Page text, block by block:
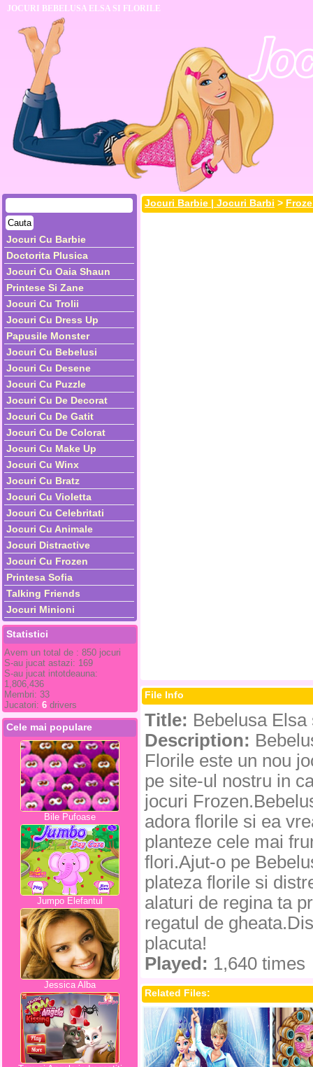
JOCURI BEBELUSA ELSA SI FLORILE
Jocuri Cu Barbie
Doctorita Plusica
Jocuri Cu Oaia Shaun
Printese Si Zane
Jocuri Cu Trolii
Jocuri Cu Dress Up
Papusile Monster
Jocuri Cu Bebelusi
Jocuri Cu Desene
Jocuri Cu Puzzle
Jocuri Cu De Decorat
Jocuri Cu De Gatit
Jocuri Cu De Colorat
Jocuri Cu Make Up
Jocuri Cu Winx
Jocuri Cu Bratz
Jocuri Cu Violetta
Jocuri Cu Celebritati
Jocuri Cu Animale
Jocuri Distractive
Jocuri Cu Frozen
Printesa Sofia
Talking Friends
Jocuri Minioni
Statistici
Avem un total de : 850 jocuri
S-au jucat astazi: 169
S-au jucat intotdeauna:
1,806,436
Membri: 33
Jucatori: 6 drivers
Cele mai populare
Bile Pufoase
Jumpo Elefantul
Jessica Alba
Jocuri Barbie | Jocuri Barbi >
File Info
Title: Bebelusa
Description:
Florile este un nou
pe site-ul nostru in
jocuri
adora florile si ea
planteze cele mai
flori.Ajut-o pe
plateza florile si
alaturi de regina ta
regatul de
placuta!
Played: 1,640 times
Related Files: